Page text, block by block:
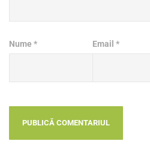
Nume * Email*